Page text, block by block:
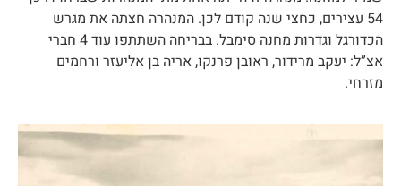
54 עצירים, כחצי שנה קודם לכן. המנהרה חצתה את מגרש
הכדורגל וגדרות מחנה סימבל. בבריחה השתתפו עוד 4 חברי
אצ”ל: יעקב מרידור, ראובן פרנקו, אריה בן אליעזר ורחמים
מזרחי.